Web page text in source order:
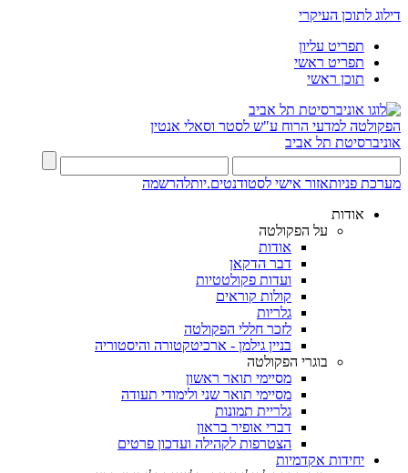
דילוג לתוכן העיקרי
תפריט עליון
תפריט ראשי
תוכן ראשי
הפקולטה למדעי הרוח ע"ש לסטר וסאלי אנטין
אוניברסיטת תל אביב
מערכת פניותאזור אישי לסטודנטים.יותלהרשמה
אודות
על הפקולטה
אודות
דבר הדקאן
ועדות פקולטטיות
קולות קוראים
גלריות
לזכר חללי הפקולטה
בניין גילמן - ארכיטקטורה והיסטוריה
בוגרי הפקולטה
מסיימי תואר ראשון
מסיימי תואר שני ולימודי תעודה
גלריית תמונות
דברי אופיר בראון
הצטרפות לקהילה ועדכון פרטים
יחידות אקדמיות